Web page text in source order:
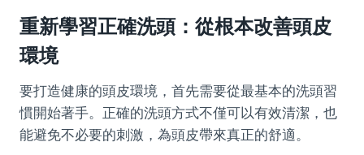
重新學習正確洗頭：從根本改善頭皮
環境
要打造健康的頭皮環境，首先需要從最基本的洗頭習
慣開始著手。正確的洗頭方式不僅可以有效清潔，也
能避免不必要的刺激，為頭皮帶來真正的舒適。